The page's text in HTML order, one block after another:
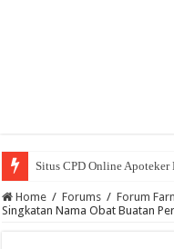
Situs CPD Online
Home / Forums / Forum
Singkatan Nama Obat Buatan